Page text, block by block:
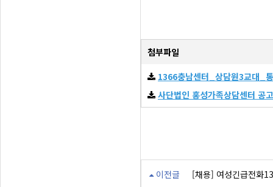
첨부파일
1366충남센터_상담원3교대_
사단법인 홍성가족상담센터 공
이전글 [채용] 여성긴급전화